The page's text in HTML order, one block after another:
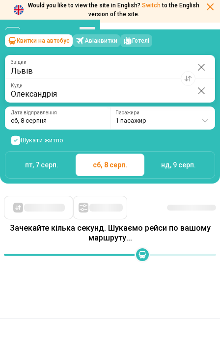
Would you like to view the site in English? Switch to the English
version of the site.
Львів
Квитки на автобус Авіаквитки Готелі
Куди
Дата відправлення
сб, 8 серпня
Шукати житло
Зачекайте кілька секунд. Шукаємо рейси по вашому
маршруту...